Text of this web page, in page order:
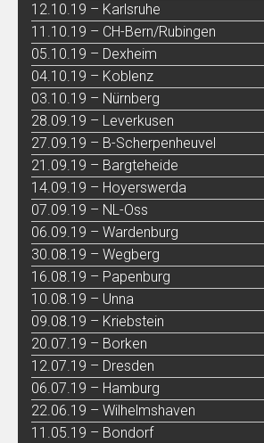
12.10.19 – Karlsruhe
11.10.19 – CH-Bern/Rubingen
05.10.19 – Dexheim
04.10.19 – Koblenz
03.10.19 – Nürnberg
28.09.19 – Leverkusen
27.09.19 – B-Scherpenheuvel
21.09.19 – Bargteheide
14.09.19 – Hoyerswerda
07.09.19 – NL-Oss
06.09.19 – Wardenburg
30.08.19 – Wegberg
16.08.19 – Papenburg
10.08.19 – Unna
09.08.19 – Kriebstein
20.07.19 – Borken
12.07.19 – Dresden
06.07.19 – Hamburg
22.06.19 – Wilhelmshaven
11.05.19 – Bondorf